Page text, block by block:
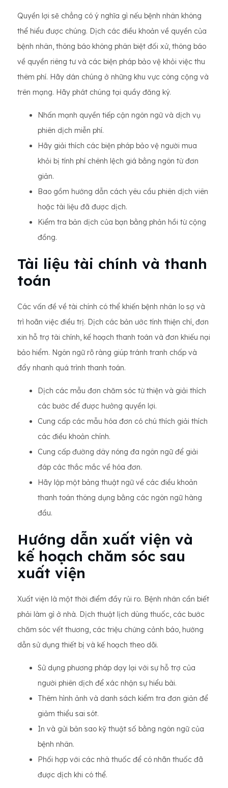
Quyền lợi sẽ chẳng có ý nghĩa gì nếu bệnh nhân không
thể hiểu được chúng. Dịch các điều khoản về quyền của
bệnh nhân, thông báo không phân biệt đối xử, thông báo
về quyền riêng tư và các biện pháp bảo vệ khỏi việc thu
thêm phí. Hãy dán chúng ở những khu vực công cộng và
trên mạng. Hãy phát chúng tại quầy đăng ký.
Nhấn mạnh quyền tiếp cận ngôn ngữ và dịch vụ
phiên dịch miễn phí.
Hãy giải thích các biện pháp bảo vệ người mua
khỏi bị tính phí chênh lệch giá bằng ngôn từ đơn
giản.
Bao gồm hướng dẫn cách yêu cầu phiên dịch viên
hoặc tài liệu đã được dịch.
Kiểm tra bản dịch của bạn bằng phản hồi từ cộng
đồng.
Tài liệu tài chính và thanh
toán
Các vấn đề về tài chính có thể khiến bệnh nhân lo sợ và
trì hoãn việc điều trị. Dịch các bản ước tính thiện chí, đơn
xin hỗ trợ tài chính, kế hoạch thanh toán và đơn khiếu nại
bảo hiểm. Ngôn ngữ rõ ràng giúp tránh tranh chấp và
đẩy nhanh quá trình thanh toán.
Dịch các mẫu đơn chăm sóc từ thiện và giải thích
các bước để được hưởng quyền lợi.
Cung cấp các mẫu hóa đơn có chú thích giải thích
các điều khoản chính.
Cung cấp đường dây nóng đa ngôn ngữ để giải
đáp các thắc mắc về hóa đơn.
Hãy lập một bảng thuật ngữ về các điều khoản
thanh toán thông dụng bằng các ngôn ngữ hàng
đầu.
Hướng dẫn xuất viện và
kế hoạch chăm sóc sau
xuất viện
Xuất viện là một thời điểm đầy rủi ro. Bệnh nhân cần biết
phải làm gì ở nhà. Dịch thuật lịch dùng thuốc, các bước
chăm sóc vết thương, các triệu chứng cảnh báo, hướng
dẫn sử dụng thiết bị và kế hoạch theo dõi.
Sử dụng phương pháp dạy lại với sự hỗ trợ của
người phiên dịch để xác nhận sự hiểu bài.
Thêm hình ảnh và danh sách kiểm tra đơn giản để
giảm thiểu sai sót.
In và gửi bản sao kỹ thuật số bằng ngôn ngữ của
bệnh nhân.
Phối hợp với các nhà thuốc để có nhãn thuốc đã
được dịch khi có thể.